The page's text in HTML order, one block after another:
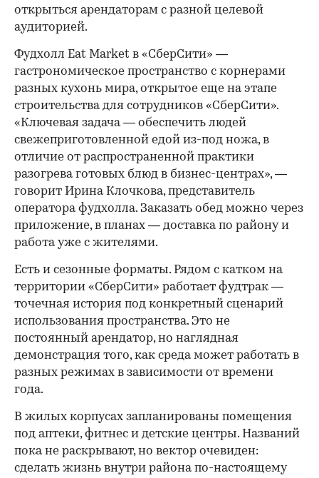
открыться арендаторам с разной целевой
аудиторией.
Фудхолл Eat Market в «СберСити» —
гастрономическое пространство с корнерами
разных кухонь мира, открытое еще на этапе
строительства для сотрудников «СберСити».
«Ключевая задача — обеспечить людей
свежеприготовленной едой из-под ножа, в
отличие от распространенной практики
разогрева готовых блюд в бизнес-центрах», —
говорит Ирина Клочкова, представитель
оператора фудхолла. Заказать обед можно через
приложение, в планах — доставка по району и
работа уже с жителями.
Есть и сезонные форматы. Рядом с катком на
территории «СберСити» работает фудтрак —
точечная история под конкретный сценарий
использования пространства. Это не
постоянный арендатор, но наглядная
демонстрация того, как среда может работать в
разных режимах в зависимости от времени
года.
В жилых корпусах запланированы помещения
под аптеки, фитнес и детские центры. Названий
пока не раскрывают, но вектор очевиден:
сделать жизнь внутри района по-настоящему